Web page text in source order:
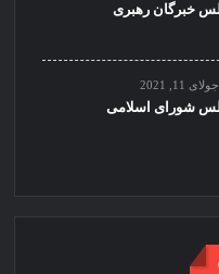
خبرگان رهبری
جولای 11, 2021
شورای اسلامی